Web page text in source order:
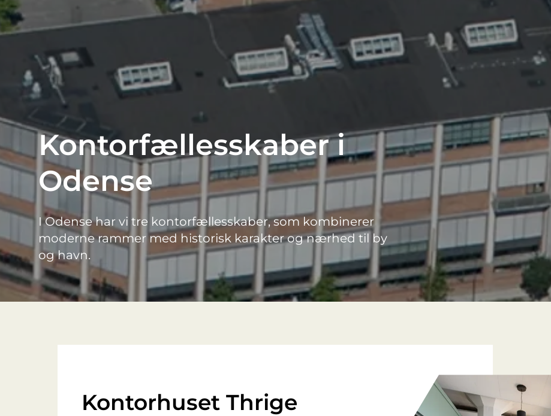
Kontorfællesskaber i
Odense
I Odense har vi tre kontorfællesskaber, som kombinerer
moderne rammer med historisk karakter og nærhed til by
og havn.
Kontorhuset Thrige